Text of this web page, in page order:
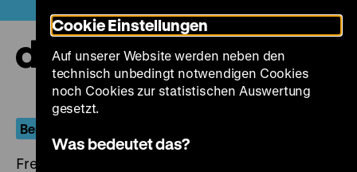
zum
Seiteninhalt
springen
Berlin.Dokument
Freitag, 22. Oktober 2021, 18.30 Uhr
Cookie Einstellungen
Auf unserer Website werden neben den
technisch unbedingt notwendigen Cookies
noch Cookies zur statistischen Auswertung
gesetzt.
Was bedeutet das?